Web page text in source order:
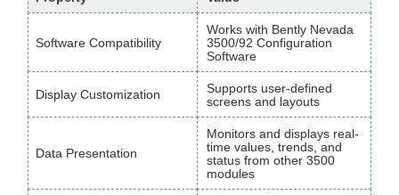
Software Compatibility
Works with Bently Nevada
3500/92 Configuration
Software
Display Customization
Supports user-defined
screens and layouts
Data Presentation
Monitors and displays real-
time values, trends, and
status from other 3500
modules